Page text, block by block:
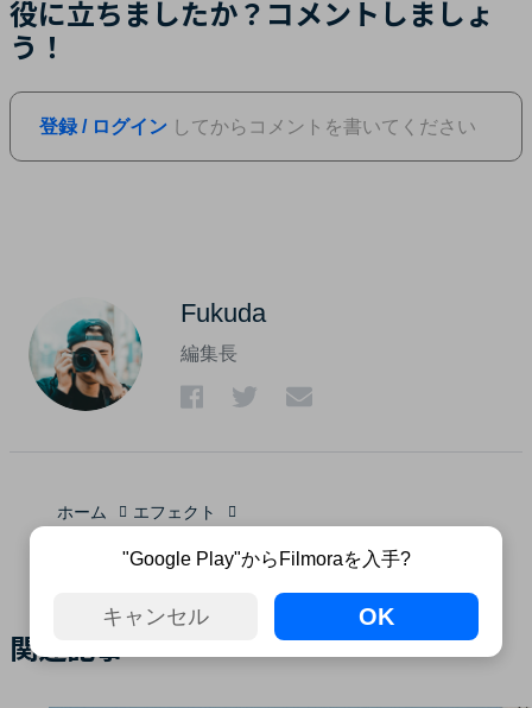
役に立ちましたか？コメントしましょ
う！
登録 / ログイン してからコメントを書いてください
Fukuda
編集長
ホーム
エフェクト
関連記事
"Google Play"からFilmoraを入手?
キャンセル OK